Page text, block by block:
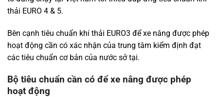
thải EURO 4 & 5.
Bên cạnh tiêu chuẩn khí thải EURO3 để xe nâng được phép
hoạt động cần có xác nhận của trung tâm kiểm định đạt
các tiêu chuẩn cơ bản của nước sở tại.
Bộ tiêu chuẩn cần có để xe nâng được phép
hoạt động